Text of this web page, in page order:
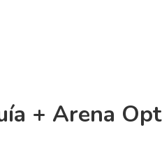
+ Arena Opt